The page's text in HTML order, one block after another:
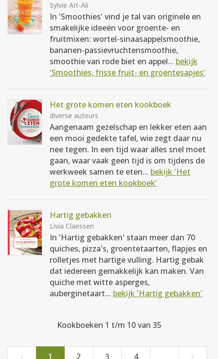
Sylvie Aït-Ali
In 'Smoothies' vind je tal van originele en
smakelijke ideeën voor groente- en
fruitmixen: wortel-sinaasappelsmoothie,
bananen-passievruchtensmoothie,
smoothie van rode biet en appel... bekijk
'Smoothies, frisse fruit- en groentesapjes'
Het grote komen eten kookboek
diverse auteurs
Aangenaam gezelschap en lekker eten aan
een mooi gedekte tafel, wie zegt daar nu
nee tegen. In een tijd waar alles snel moet
gaan, waar vaak geen tijd is om tijdens de
werkweek samen te eten... bekijk 'Het
grote komen eten kookboek'
Hartig gebakken
Livia Claessen
In 'Hartig gebakken' staan meer dan 70
quiches, pizza's, groentetaarten, flapjes en
rolletjes met hartige vulling. Hartig gebak
dat iedereen gemakkelijk kan maken. Van
quiche met witte asperges,
auberginetaart... bekijk 'Hartig gebakken'
Kookboeken 1 t/m 10 van 35
‹ 1 2 3 4 ›